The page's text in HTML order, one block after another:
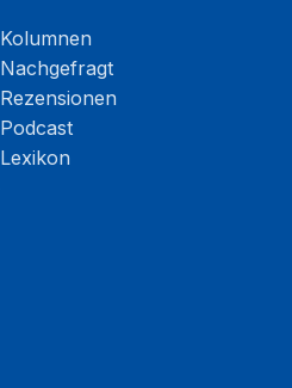
Kolumnen
Nachgefragt
Rezensionen
Podcast
Lexikon